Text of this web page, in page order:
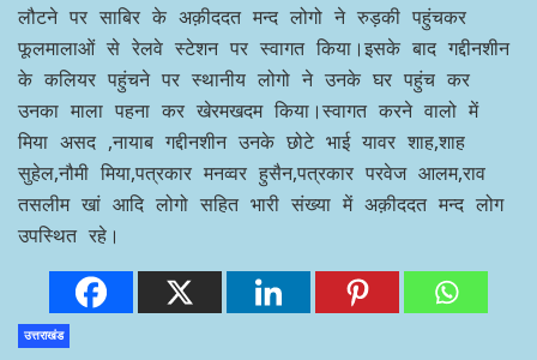
लौटने पर साबिर के अक़ीददत मन्द लोगो ने रुड़की पहुंचकर
फूलमालाओं से रेलवे स्टेशन पर स्वागत किया।इसके बाद गद्दीनशीन
के कलियर पहुंचने पर स्थानीय लोगो ने उनके घर पहुंच कर
उनका माला पहना कर खेरमखदम किया।स्वागत करने वालो में
मिया असद ,नायाब गद्दीनशीन उनके छोटे भाई यावर शाह,शाह
सुहेल,नौमी मिया,पत्रकार मनव्वर हुसैन,पत्रकार परवेज आलम,राव
तसलीम खां आदि लोगो सहित भारी संख्या में अक़ीददत मन्द लोग
उपस्थित रहे।
उत्तराखंड